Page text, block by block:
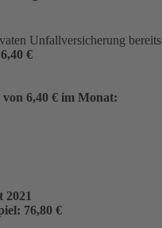
Unfallversicherung bereits
€
6,40 € im Monat:
2021
76,80 €